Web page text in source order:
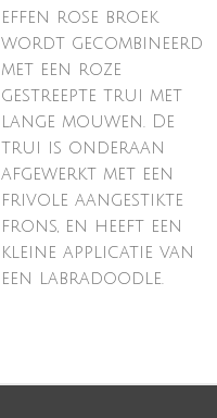
effen rose broek
wordt gecombineerd
met een roze
gestreepte trui met
lange mouwen. De
trui is onderaan
afgewerkt met een
frivole aangestikte
frons, en heeft een
kleine applicatie van
een labradoodle.